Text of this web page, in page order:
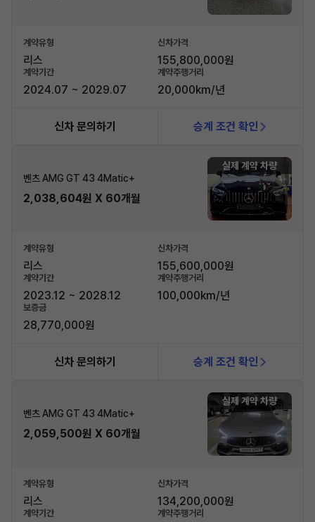
계약유형
리스
신차가격
155,800,000원
계약기간
2024.07 ~ 2029.07
계약주행거리
20,000km/년
신차 문의하기 승계 조건 확인
벤츠 AMG GT 43 4Matic+
2,038,604원 X 60개월
실제 계약 차량
계약유형
리스
신차가격
155,600,000원
계약기간
2023.12 ~ 2028.12
계약주행거리
100,000km/년
보증금
28,770,000원
신차 문의하기 승계 조건 확인
벤츠 AMG GT 43 4Matic+
2,059,500원 X 60개월
실제 계약 차량
계약유형
리스
신차가격
134,200,000원
계약기간 계약주행거리